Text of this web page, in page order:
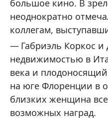
большое кино. В
неоднократно
коллегам,
Габриэль Коркос
недвижимостью в
века и
на юге Флоренции в
близких женщина
возможных наград.